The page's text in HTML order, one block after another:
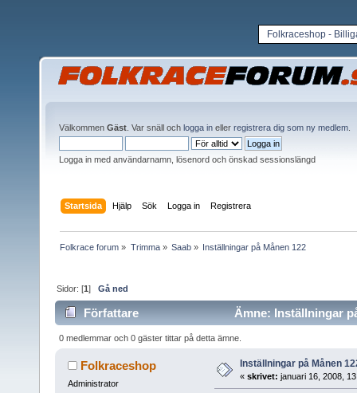
Folkraceshop -
Välkommen Gäst . Var snäll och logga in eller registrera dig som ny medlem
Logga in med användarnamn, lösenord och önskad sessionslängd
Startsida Hjälp Sök Logga in Registrera
Folkrace forum » Trimma» Saab» Inställningar på Månen 122
Sidor: [1]Gå ned
Författare Ämne: Inställningar
0 medlemmar och 0 gäster tittar på detta ämne.
Folkraceshop
Administrator
Inställningar på Månen
« skrivet: januari 16, 2008,